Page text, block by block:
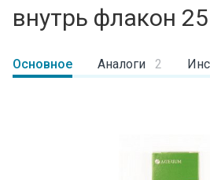
внутрь флакон
Основное Аналоги 2